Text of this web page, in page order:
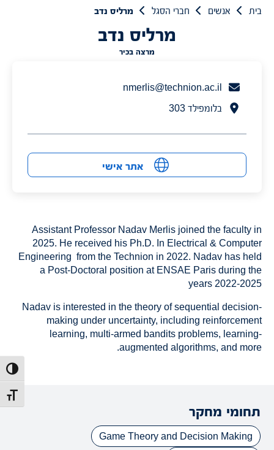
מתג
בית אנשים חברי הסגל מרליס נדב
מרליס נדב
מרצה בכיר
nmerlis@technion.ac.il
בלומפילד 303
אתר אישי
Assistant Professor Nadav Merlis joined the faculty in
2025. He received his Ph.D. In Electrical & Computer
Engineering from the Technion in 2022. Nadav has held
a Post-Doctoral position at ENSAE Paris during the
years 2022-2025
Nadav is interested in the theory of sequential decision-
making under uncertainty, including reinforcement
learning, multi-armed bandits problems, learning-
augmented algorithms, and more.
תחומי מחקר
Game Theory and Decision Making